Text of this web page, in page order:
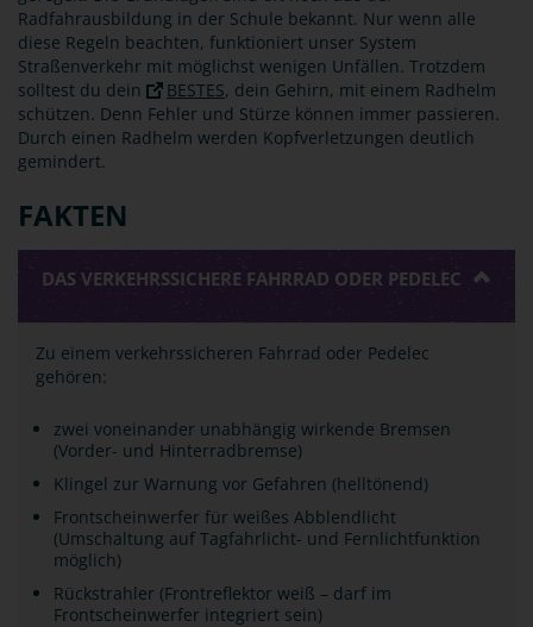
Radfahrausbildung in der Schule bekannt. Nur wenn alle
diese Regeln beachten, funktioniert unser System
Straßenverkehr mit möglichst wenigen Unfällen. Trotzdem
solltest du dein
BESTES, dein Gehirn, mit einem Radhelm
schützen. Denn Fehler und Stürze können immer passieren.
Durch einen Radhelm werden Kopfverletzungen deutlich
gemindert.
FAKTEN
DAS VERKEHRSSICHERE FAHRRAD ODER PEDELEC
Zu einem verkehrssicheren Fahrrad oder Pedelec
gehören:
zwei voneinander unabhängig wirkende Bremsen
(Vorder- und Hinterradbremse)
Klingel zur Warnung vor Gefahren (helltönend)
Frontscheinwerfer für weißes Abblendlicht
(Umschaltung auf Tagfahrlicht- und Fernlichtfunktion
möglich)
Rückstrahler (Frontreflektor weiß – darf im
Frontscheinwerfer integriert sein)